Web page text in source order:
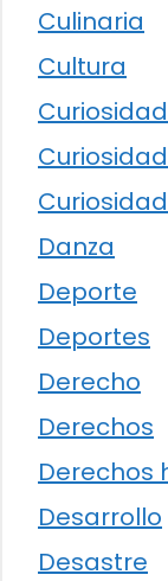
Culinaria
Cultura
Danza
Deporte
Deportes
Derecho
Derechos
Derechos
Desarrollo
Desastre